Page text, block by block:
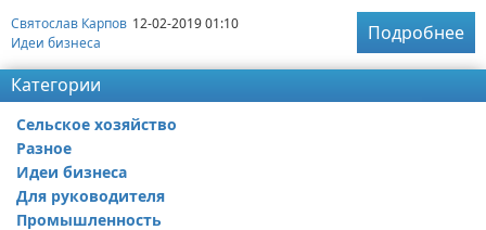
Святослав Карпов 12-02-2019 01:10
Идеи бизнеса
Подробнее
Категории
Сельское хозяйство
Разное
Идеи бизнеса
Для руководителя
Промышленность